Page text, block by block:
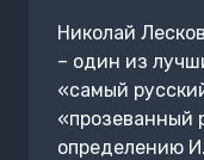
Николай
– один из
«самый
«прозеванный
определению